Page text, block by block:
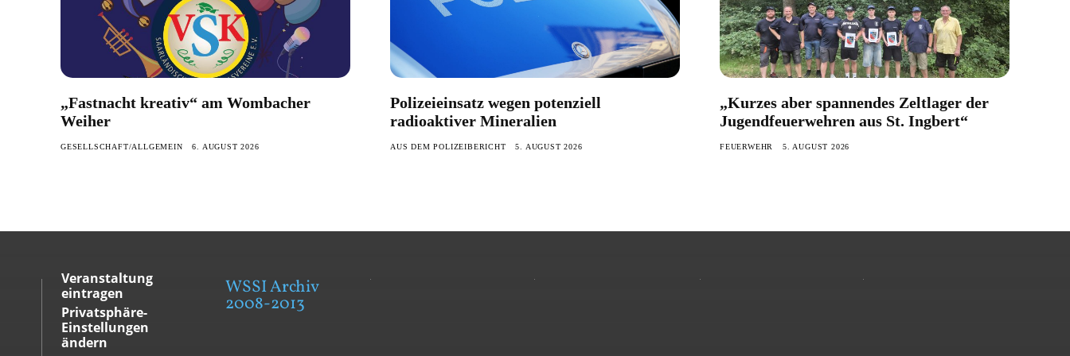
„Fastnacht kreativ“ am Wombacher
Weiher
GESELLSCHAFT/ALLGEMEIN 6. AUGUST 2026
Polizeieinsatz wegen potenziell
radioaktiver Mineralien
AUS DEM POLIZEIBERICHT 5. AUGUST 2026
„Kurzes aber spannendes Zeltlager der
Jugendfeuerwehren aus St. Ingbert“
FEUERWEHR 5. AUGUST 2026
Veranstaltung
eintragen
Privatsphäre-
Einstellungen
ändern
WSSI Archiv
2008-2013